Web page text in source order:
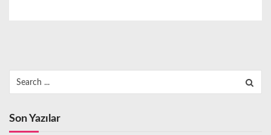
for:
Son Yazılar